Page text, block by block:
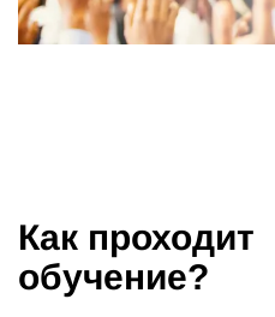
Как проходит
обучение?